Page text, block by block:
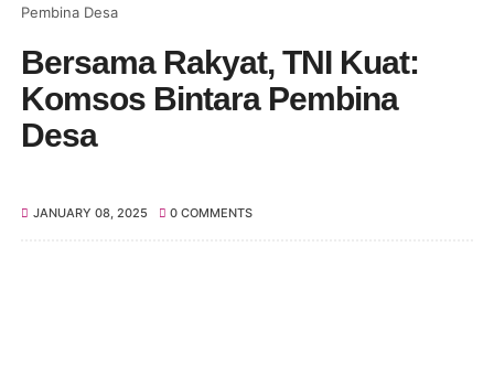
Pembina Desa
Bersama Rakyat, TNI Kuat:
Komsos Bintara Pembina
Desa
JANUARY 08, 2025 0 COMMENTS